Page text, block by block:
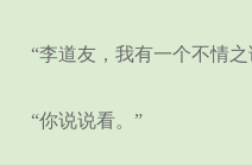
“李道友，我有一个不情之
“你说说看。”